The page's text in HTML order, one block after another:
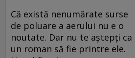
Că există nenumărate surse
de poluare a aerului nu e o
noutate. Dar nu te aștepți ca
un roman să fie printre ele.